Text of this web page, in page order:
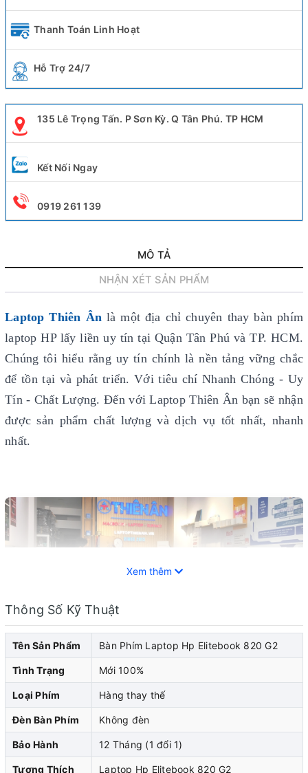
Thanh Toán Linh Hoạt
Hỗ Trợ 24/7
135 Lê Trọng Tấn. P Sơn Kỳ. Q Tân Phú. TP HCM
Kết Nối Ngay
0919 261 139
MÔ TẢ
NHẬN XÉT SẢN PHẨM
Laptop Thiên Ân là một địa chỉ chuyên thay bàn phím
laptop HP lấy liền uy tín tại Quận Tân Phú và TP. HCM.
Chúng tôi hiểu rằng uy tín chính là nền tảng vững chắc
để tồn tại và phát triển. Với tiêu chí Nhanh Chóng - Uy
Tín - Chất Lượng. Đến với Laptop Thiên Ân bạn sẽ nhận
được sản phẩm chất lượng và dịch vụ tốt nhất, nhanh
nhất.
Trong thời đại kỹ thuật số, laptop đã trở thành một công
cụ quan trọng không thể thiếu trong cuộc sống cá nhân
và công việc. Bàn phím là một phần quan trọng của
laptop, đóng vai trò quan trọng trong việc tương tác và
Xem thêm
Thông Số Kỹ Thuật
Tên Sản Phẩm Bàn Phím Laptop Hp Elitebook 820 G2
Tình Trạng Mới 100%
Loại Phím Hàng thay thế
Đèn Bàn Phím Không đèn
Bảo Hành 12 Tháng (1 đổi 1)
Tương Thích Laptop Hp Elitebook 820 G2